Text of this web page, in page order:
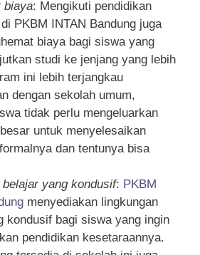
biaya: Mengikuti pendidikan
PKBM INTAN Bandung juga
biaya bagi siswa yang
studi ke jenjang yang lebih
ini lebih terjangkau
dengan sekolah umum,
tidak perlu mengeluarkan
untuk menyelesaikan
dan tentunya bisa
yang kondusif: PKBM
menyediakan lingkungan
kondusif bagi siswa yang ingin
pendidikan kesetaraannya.